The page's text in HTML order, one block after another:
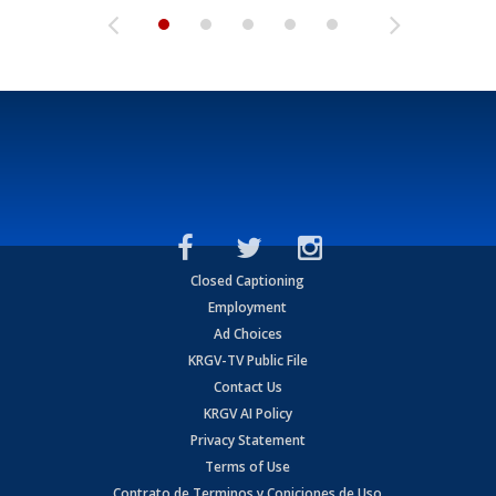
Closed Captioning
Employment
Ad Choices
KRGV-TV Public File
Contact Us
KRGV AI Policy
Privacy Statement
Terms of Use